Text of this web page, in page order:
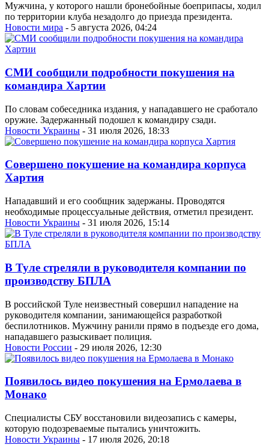
Мужчина, у которого нашли бронебойные боеприпасы, ходил
по территории клуба незадолго до приезда президента.
Новости мира - 5 августа 2026, 04:24
СМИ сообщили подробности покушения на
командира Хартии
По словам собеседника издания, у нападавшего не сработало
оружие. Задержанный подошел к командиру сзади.
Новости Украины - 31 июля 2026, 18:33
Совершено покушение на командира корпуса
Хартия
Нападавший и его сообщник задержаны. Проводятся
необходимые процессуальные действия, отметил президент.
Новости Украины - 31 июля 2026, 15:14
В Туле стреляли в руководителя компании по
производству БПЛА
В российской Туле неизвестный совершил нападение на
руководителя компании, занимающейся разработкой
беспилотников. Мужчину ранили прямо в подъезде его дома,
нападавшего разыскивает полиция.
Новости России - 29 июля 2026, 12:30
Появилось видео покушения на Ермолаева в
Монако
Специалисты СБУ восстановили видеозапись с камеры,
которую подозреваемые пытались уничтожить.
Новости Украины - 17 июля 2026, 20:18